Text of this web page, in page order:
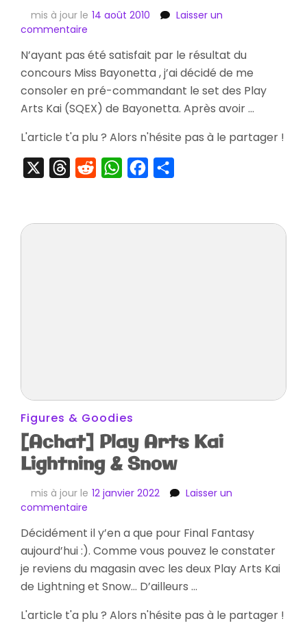
mis à jour le 14 août 2010
Laisser un
commentaire
Pré-
Commande
Play
Arts
Kai
N’ayant pas été satisfait par le résultat du
concours Miss Bayonetta , j’ai décidé de me
consoler en pré-commandant le set des Play
Arts Kai (SQEX) de Bayonetta. Après avoir …
L'article t'a plu ? Alors n'hésite pas à le partager !
ThreadsRedditWhatsAppFacebook
Figures & Goodies
[Achat] Play Arts Kai
Lightning & Snow
mis à jour le 12 janvier 2022
Laisser un
commentaire
Play
Arts
Kai
Lightning
&
Snow
Décidément il y’en a que pour Final Fantasy
aujourd’hui :). Comme vous pouvez le constater
je reviens du magasin avec les deux Play Arts Kai
de Lightning et Snow… D’ailleurs …
L'article t'a plu ? Alors n'hésite pas à le partager !